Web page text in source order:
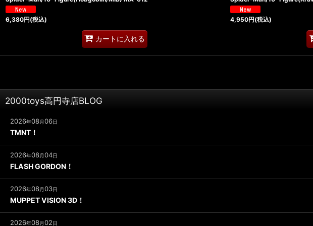
6,380円(税込)
カートに入れる
4,950円(税込)
2000toys高円寺店BLOG
2026年08月06日
TMNT！
2026年08月04日
FLASH GORDON！
2026年08月03日
MUPPET VISION 3D！
2026年08月02日